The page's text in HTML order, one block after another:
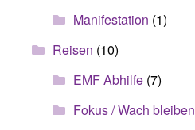
Manifestation (1)
Reisen (10)
EMF Abhilfe(7)
Fokus / Wach bleiben